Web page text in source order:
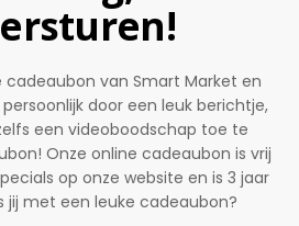
cadeaubon van Smart Market en
door een leuk berichtje,
een videoboodschap toe te
Onze online cadeaubon is vrij
op onze website en is 3 jaar
jij met een leuke cadeaubon?